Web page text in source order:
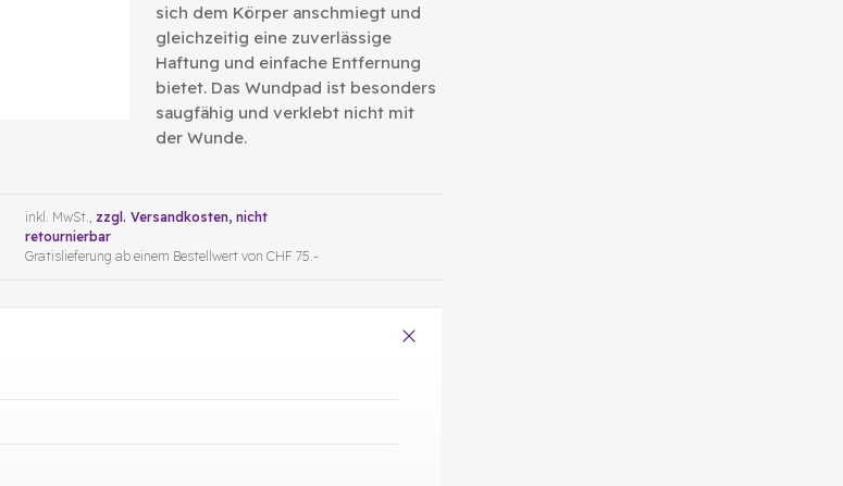
sich dem Körper anschmiegt und
gleichzeitig eine zuverlässige
Haftung und einfache Entfernung
bietet. Das Wundpad ist besonders
saugfähig und verklebt nicht mit
der Wunde.
inkl. MwSt., zzgl. Versandkosten, nicht
retournierbar
Gratislieferung ab einem Bestellwert von CHF 75.-